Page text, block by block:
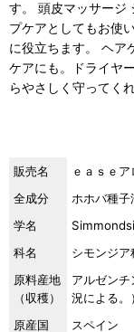
販売名
ｅａｓｅ
全成分
ホホバ種子
学名
科名
シモンジア
原料産地
（収穫）
アルゼン
況による。）
原産国
スペイン